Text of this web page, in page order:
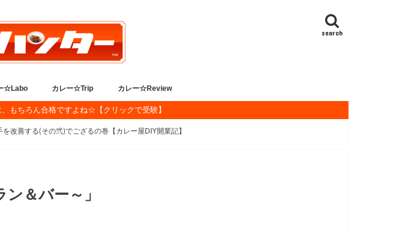
search
カレー修行 inスリランカ
カレー☆ハンター大阪遠征
公式ニコ生チャンネル
公式YouTubeチャンネル
公式Instagram
公式ツイキャス
理事長のTwitter
理事長のFacebook
☆Labo
！カレー☆ニュース
格カレーレシピ
百科（よくある質問集）
カレー☆Trip
秘伝☆東京都カレーの書
秘伝☆大阪カレー遠征の書
秘伝☆スリランカ遠征の書
カレー☆Review
地獄の1年1000カレー食べ尽し企画
ローソン
NEWDAYS
カレー味カップ麺調査隊
カツカレー
カレーうどん・蕎麦
カレーまん探訪
カレーパン探訪
カレーライス
カレーラーメン
スリランカ料理
もちろん合格ですよね☆【クリックで受験】
改善する(その弐)でござるの巻【カレー屋DIY開業記】
＆バー～」